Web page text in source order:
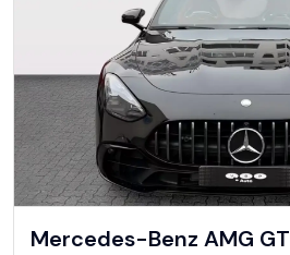
Mercedes-Benz AMG GT